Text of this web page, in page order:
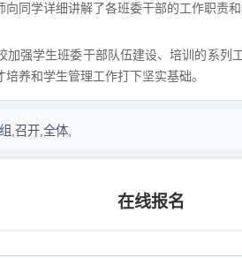
同学详细讲解了各班委干部的工作职责和
强学生班委干部队伍建设、培训的系列
养和学生管理工作打下坚实基础。
,召开,全体,
在线报名